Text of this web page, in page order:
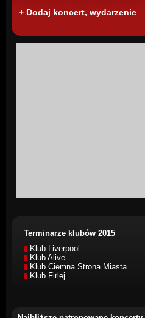
+ Dodaj koncert, wydarzenie
Terminarze klubów 2015
Klub Liverpool
Klub Alive
Klub Ciemna Strona Miasta
Klub Firlej